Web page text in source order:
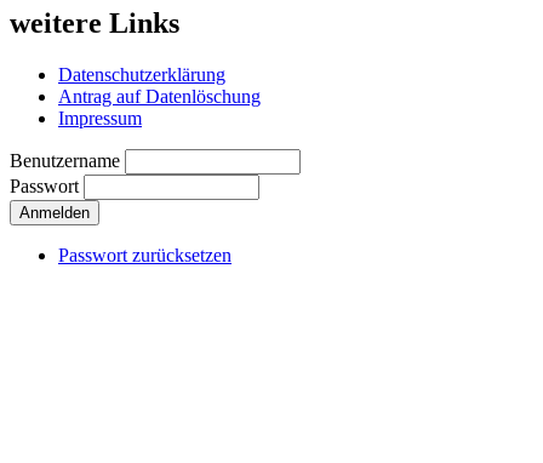
weitere Links
Datenschutzerklärung
Antrag auf Datenlöschung
Impressum
Benutzername
Passwort
Passwort zurücksetzen